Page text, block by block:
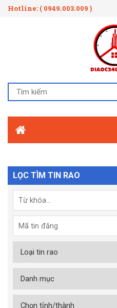
Hotline: ( 0949.003.009 )
LỌC TÌM TIN RAO